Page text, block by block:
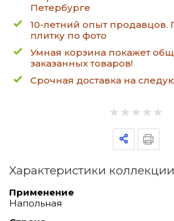
Петербурге
10-летний опыт
плитку по фото
Умная корзина покажет
заказанных товаров!
Срочная доставка на
Характеристики коллекции
Применение
Напольная